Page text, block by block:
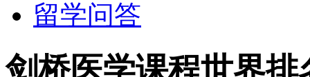
留学问答
剑桥医学课程世界排